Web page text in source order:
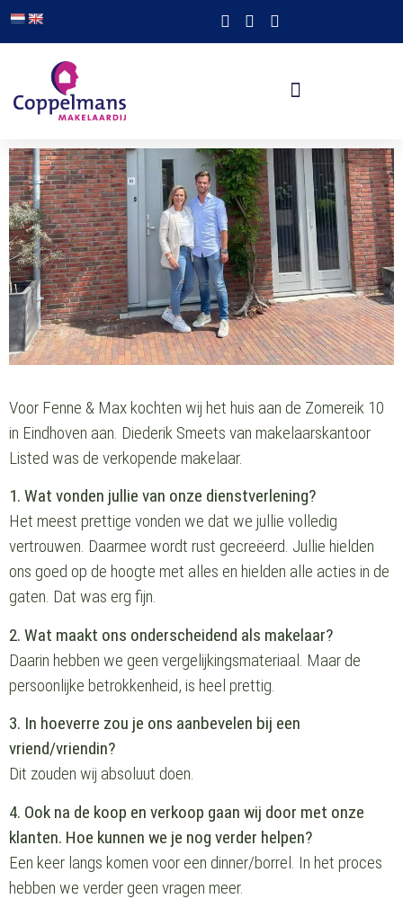
Voor Fenne & Max kochten wij het huis aan de Zomereik 10
in Eindhoven aan. Diederik Smeets van makelaarskantoor
Listed was de verkopende makelaar.
1. Wat vonden jullie van onze dienstverlening?
Het meest prettige vonden we dat we jullie volledig
vertrouwen. Daarmee wordt rust gecreëerd. Jullie hielden
ons goed op de hoogte met alles en hielden alle acties in de
gaten. Dat was erg fijn.
2. Wat maakt ons onderscheidend als makelaar?
Daarin hebben we geen vergelijkingsmateriaal. Maar de
persoonlijke betrokkenheid, is heel prettig.
3. In hoeverre zou je ons aanbevelen bij een
vriend/vriendin?
Dit zouden wij absoluut doen.
4. Ook na de koop en verkoop gaan wij door met onze
klanten. Hoe kunnen we je nog verder helpen?
Een keer langs komen voor een dinner/borrel. In het proces
hebben we verder geen vragen meer.